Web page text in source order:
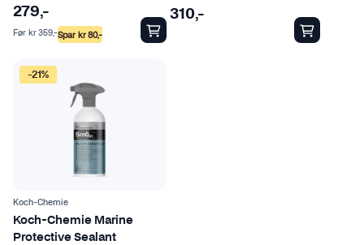
279,-
Spar kr80,-
Før kr359,-
310,-
-21%
Koch-Chemie
Koch-Chemie Marine
Protective Sealant